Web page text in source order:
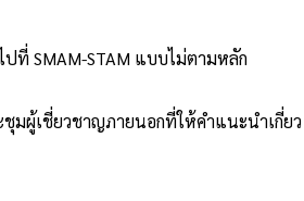
ที่ SMAM-STAM แบบไม่ตามหลัก
ชุมผู้เชี่ยวชาญภายนอกที่ให้คำแนะนำเกี่ยว